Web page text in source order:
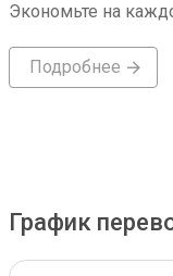
Экономьте на
Подробнее
График